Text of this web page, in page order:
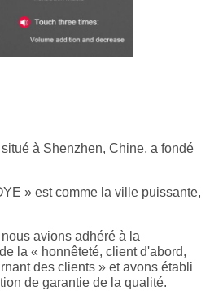
à Shenzhen, Chine, a fondé
» est comme la ville puissante,
avions adhéré à la
la « honnêteté, client d'abord,
des clients » et avons établi
de garantie de la qualité.